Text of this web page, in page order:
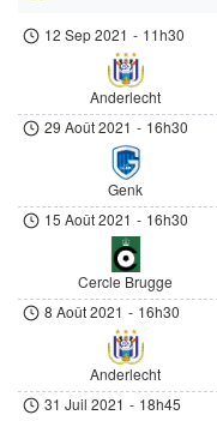
12 Sep 2021 - 11h30
Anderlecht
29 Août 2021 - 16h30
Genk
15 Août 2021 - 16h30
Cercle Brugge
8 Août 2021 - 16h30
Anderlecht
31 Juil 2021 - 18h45